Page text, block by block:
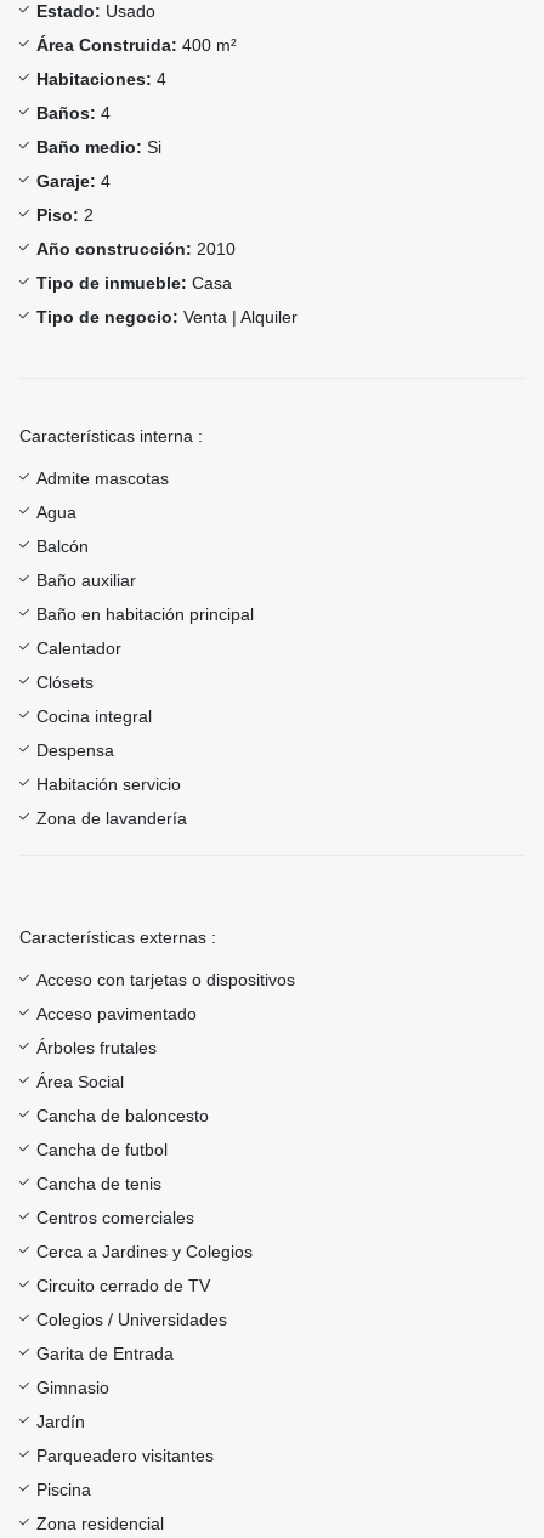
Estado: Usado
Área Construida: 400 m²
Habitaciones: 4
Baños: 4
Baño medio: Si
Garaje: 4
Piso: 2
Año construcción: 2010
Tipo de inmueble: Casa
Tipo de negocio: Venta | Alquiler
Características interna :
Admite mascotas
Agua
Balcón
Baño auxiliar
Baño en habitación principal
Calentador
Clósets
Cocina integral
Despensa
Habitación servicio
Zona de lavandería
Características externas :
Acceso con tarjetas o dispositivos
Acceso pavimentado
Árboles frutales
Área Social
Cancha de baloncesto
Cancha de futbol
Cancha de tenis
Centros comerciales
Cerca a Jardines y Colegios
Circuito cerrado de TV
Colegios / Universidades
Garita de Entrada
Gimnasio
Jardín
Parqueadero visitantes
Piscina
Zona residencial